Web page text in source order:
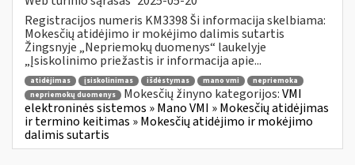
Registracijos numeris KM3398 Ši informacija skelbiama:
Mokesčių atidėjimo ir mokėjimo dalimis sutartis
Žingsnyje „Nepriemokų duomenys“ laukelyje
„Įsiskolinimo priežastis ir informacija apie...
atidėjimas įsiskolinimas išdėstymas mano vmi
nepriemoka
nepriemokų duomenys
Mokesčių žinyno kategorijos:VMI
elektroninės sistemos » Mano VMI » Mokesčių atidėjimas
ir termino keitimas » Mokesčių atidėjimo ir mokėjimo
dalimis sutartis